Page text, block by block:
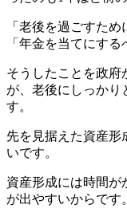
「老後を過ごすため
「年金を当てにする
そうしたことを政府
が、老後にしっかり
す。
先を見据えた資産形
いです。
資産形成には時間が
が出やすいからです。